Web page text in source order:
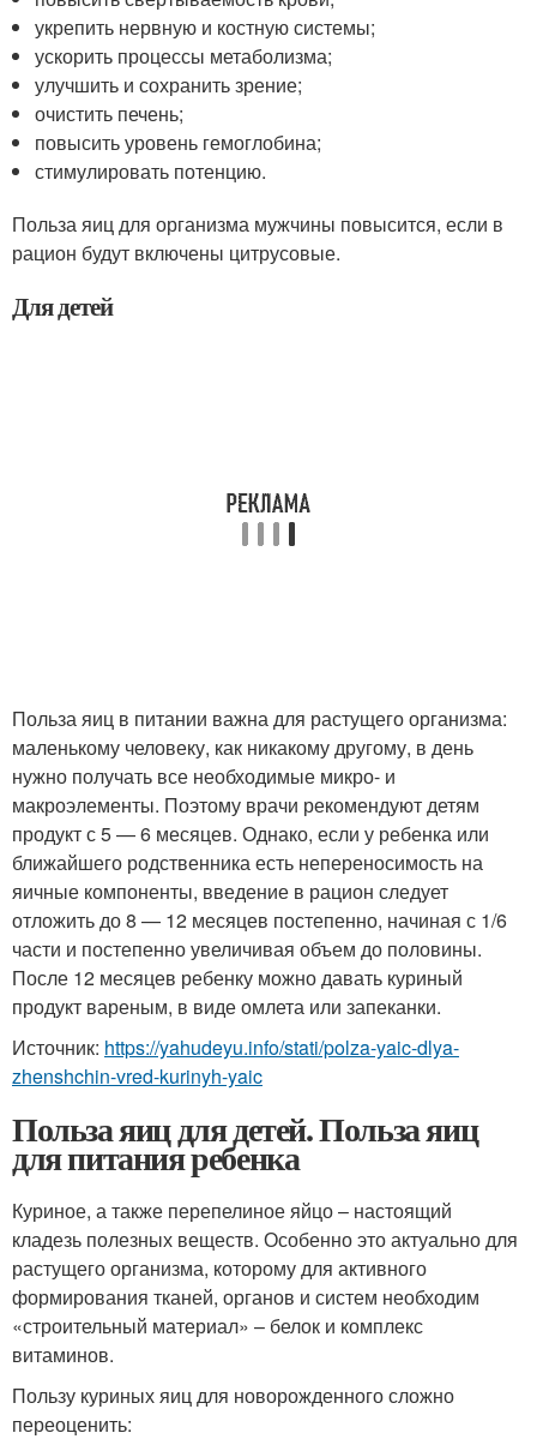
укрепить нервную и костную системы;
ускорить процессы метаболизма;
улучшить и сохранить зрение;
очистить печень;
повысить уровень гемоглобина;
стимулировать потенцию.
Польза яиц для организма мужчины повысится, если в
рацион будут включены цитрусовые.
Для детей
Польза яиц в питании важна для растущего организма:
маленькому человеку, как никакому другому, в день
нужно получать все необходимые микро- и
макроэлементы. Поэтому врачи рекомендуют детям
продукт с 5 — 6 месяцев. Однако, если у ребенка или
ближайшего родственника есть непереносимость на
яичные компоненты, введение в рацион следует
отложить до 8 — 12 месяцев постепенно, начиная с 1/6
части и постепенно увеличивая объем до половины.
После 12 месяцев ребенку можно давать куриный
продукт вареным, в виде омлета или запеканки.
Источник: https://yahudeyu.info/stati/polza-yaic-dlya-
zhenshchin-vred-kurinyh-yaic
Польза яиц для детей. Польза яиц
для питания ребенка
Куриное, а также перепелиное яйцо – настоящий
кладезь полезных веществ. Особенно это актуально для
растущего организма, которому для активного
формирования тканей, органов и систем необходим
«строительный материал» – белок и комплекс
витаминов.
Пользу куриных яиц для новорожденного сложно
переоценить: